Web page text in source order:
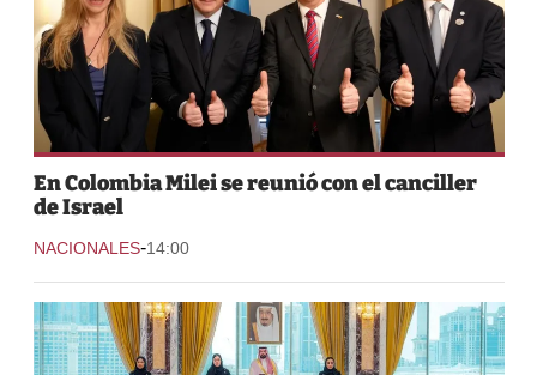
En Colombia Milei se reunió con el canciller
de Israel
NACIONALES-14:00